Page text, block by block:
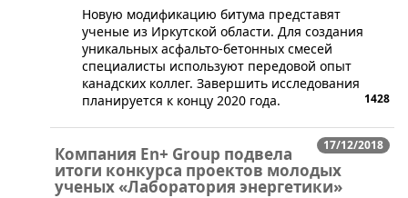
Новую модификацию битума представят
ученые из Иркутской области. Для создания
уникальных асфальто-бетонных смесей
специалисты используют передовой опыт
канадских коллег. Завершить исследования
планируется к концу 2020 года.
1428
17/12/2018
Компания En+ Group подвела
итоги конкурса проектов молодых
ученых «Лаборатория энергетики»